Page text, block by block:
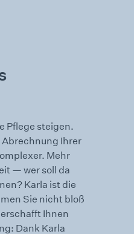
Pflege steigen.
Ihrer
Mehr
— wer soll da
Karla ist die
Sie nicht bloß
Ihnen
Dank Karla